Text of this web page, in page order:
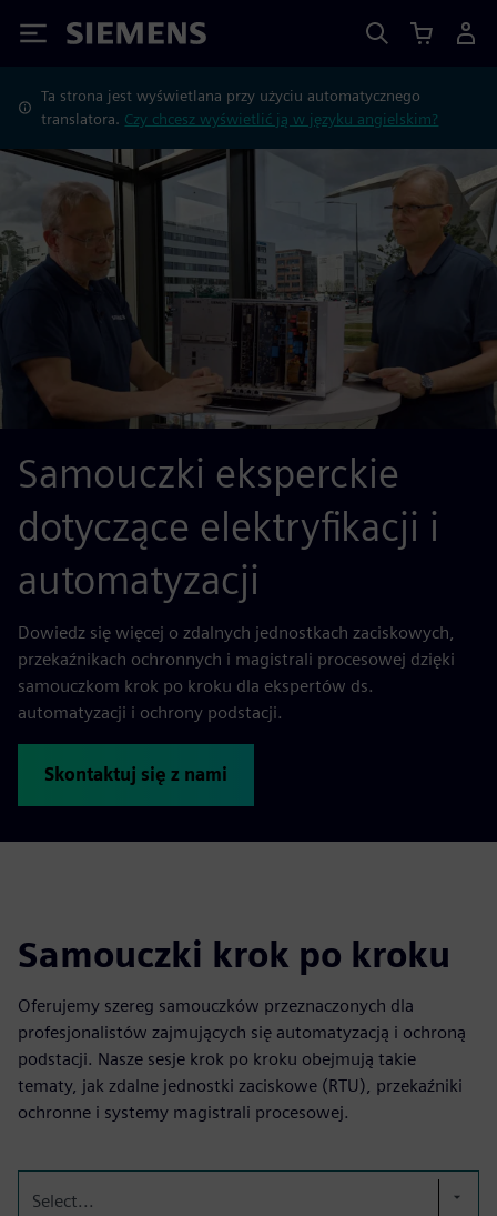
Siemens
Ta strona jest wyświetlana przy użyciu automatycznego
translatora. Czy chcesz wyświetlić ją w języku angielskim?
Samouczki eksperckie
dotyczące elektryfikacji i
automatyzacji
Dowiedz się więcej o zdalnych jednostkach zaciskowych,
przekaźnikach ochronnych i magistrali procesowej dzięki
samouczkom krok po kroku dla ekspertów ds.
automatyzacji i ochrony podstacji.
Skontaktuj się z nami
Samouczki krok po kroku
Oferujemy szereg samouczków przeznaczonych dla
profesjonalistów zajmujących się automatyzacją i ochroną
podstacji. Nasze sesje krok po kroku obejmują takie
tematy, jak zdalne jednostki zaciskowe (RTU), przekaźniki
ochronne i systemy magistrali procesowej.
Select...